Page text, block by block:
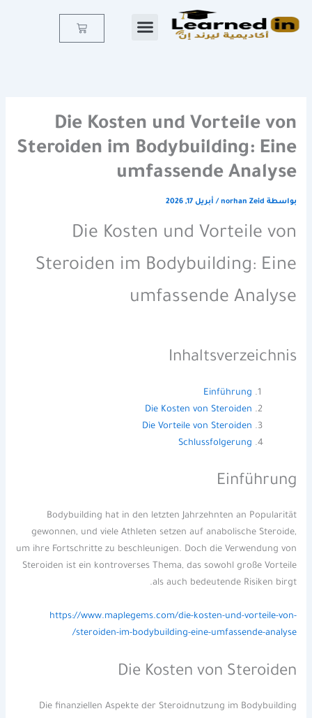
Cart
Die Kosten und Vorteile von
Steroiden im Bodybuilding: Eine
umfassende Analyse
بواسطة norhan Zeid
/ أبريل 17, 2026
Die Kosten und Vorteile von
Steroiden im Bodybuilding: Eine
umfassende Analyse
Inhaltsverzeichnis
Einführung
Die Kosten von Steroiden
Die Vorteile von Steroiden
Schlussfolgerung
Einführung
Bodybuilding hat in den letzten Jahrzehnten an Popularität
gewonnen, und viele Athleten setzen auf anabolische Steroide,
um ihre Fortschritte zu beschleunigen. Doch die Verwendung von
Steroiden ist ein kontroverses Thema, das sowohl große Vorteile
als auch bedeutende Risiken birgt.
https://www.maplegems.com/die-kosten-und-vorteile-von-
steroiden-im-bodybuilding-eine-umfassende-analyse/
Die Kosten von Steroiden
Die finanziellen Aspekte der Steroidnutzung im Bodybuilding